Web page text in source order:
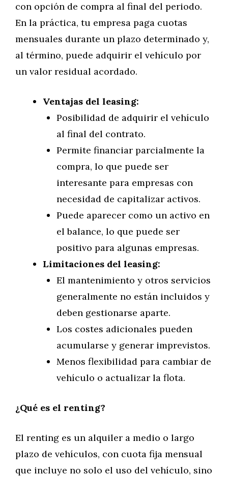
con opción de compra al final del periodo.
En la práctica, tu empresa paga cuotas
mensuales durante un plazo determinado y,
al término, puede adquirir el vehículo por
un valor residual acordado.
Ventajas del leasing:
Posibilidad de adquirir el vehículo
al final del contrato.
Permite financiar parcialmente la
compra, lo que puede ser
interesante para empresas con
necesidad de capitalizar activos.
Puede aparecer como un activo en
el balance, lo que puede ser
positivo para algunas empresas.
Limitaciones del leasing:
El mantenimiento y otros servicios
generalmente no están incluidos y
deben gestionarse aparte.
Los costes adicionales pueden
acumularse y generar imprevistos.
Menos flexibilidad para cambiar de
vehículo o actualizar la flota.
¿Qué es el renting?
El renting es un alquiler a medio o largo
plazo de vehículos, con cuota fija mensual
que incluye no solo el uso del vehículo, sino